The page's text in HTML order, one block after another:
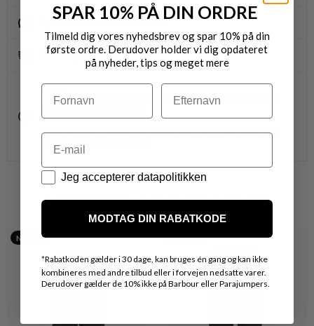
Byt/Returnér i vores butikker
Levering 1-3 dage
OBS.
Ikke alle vores varer på webshoppen, befinder sig i
Kontakt din nærmeste forretning for ydeligere info.
vedr. den ønskede vare.
VARER FRA SAMME MÆRKE
Nyhed Nyhed
SPAR 10% PÅ DIN ORDRE
Tilmeld dig vores nyhedsbrev og spar 10% på din
første ordre. Derudover holder vi dig opdateret
på nyheder, tips og meget mere
Navn Efternavn
Email
Datapolitik
Jeg accepterer datapolitikken
MODTAG DIN RABATKODE
*Rabatkoden gælder i 30 dage, kan bruges én gang og kan ikke
kombineres med andre tilbud eller i forvejen nedsatte varer.
Derudover gælder de 10% ikke på Barbour eller Parajumpers.